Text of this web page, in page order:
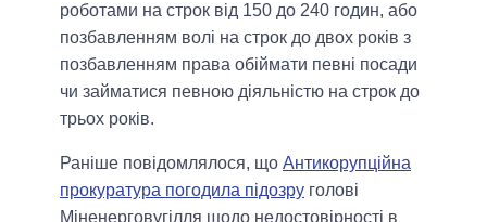
роботами на строк від 150 до 240 годин, або
позбавленням волі на строк до двох років з
позбавленням права обіймати певні посади
чи займатися певною діяльністю на строк до
трьох років.
Раніше повідомлялося, що Антикорупційна
прокуратура погодила підозру голові
Міненерговугілля щодо недостовірності в